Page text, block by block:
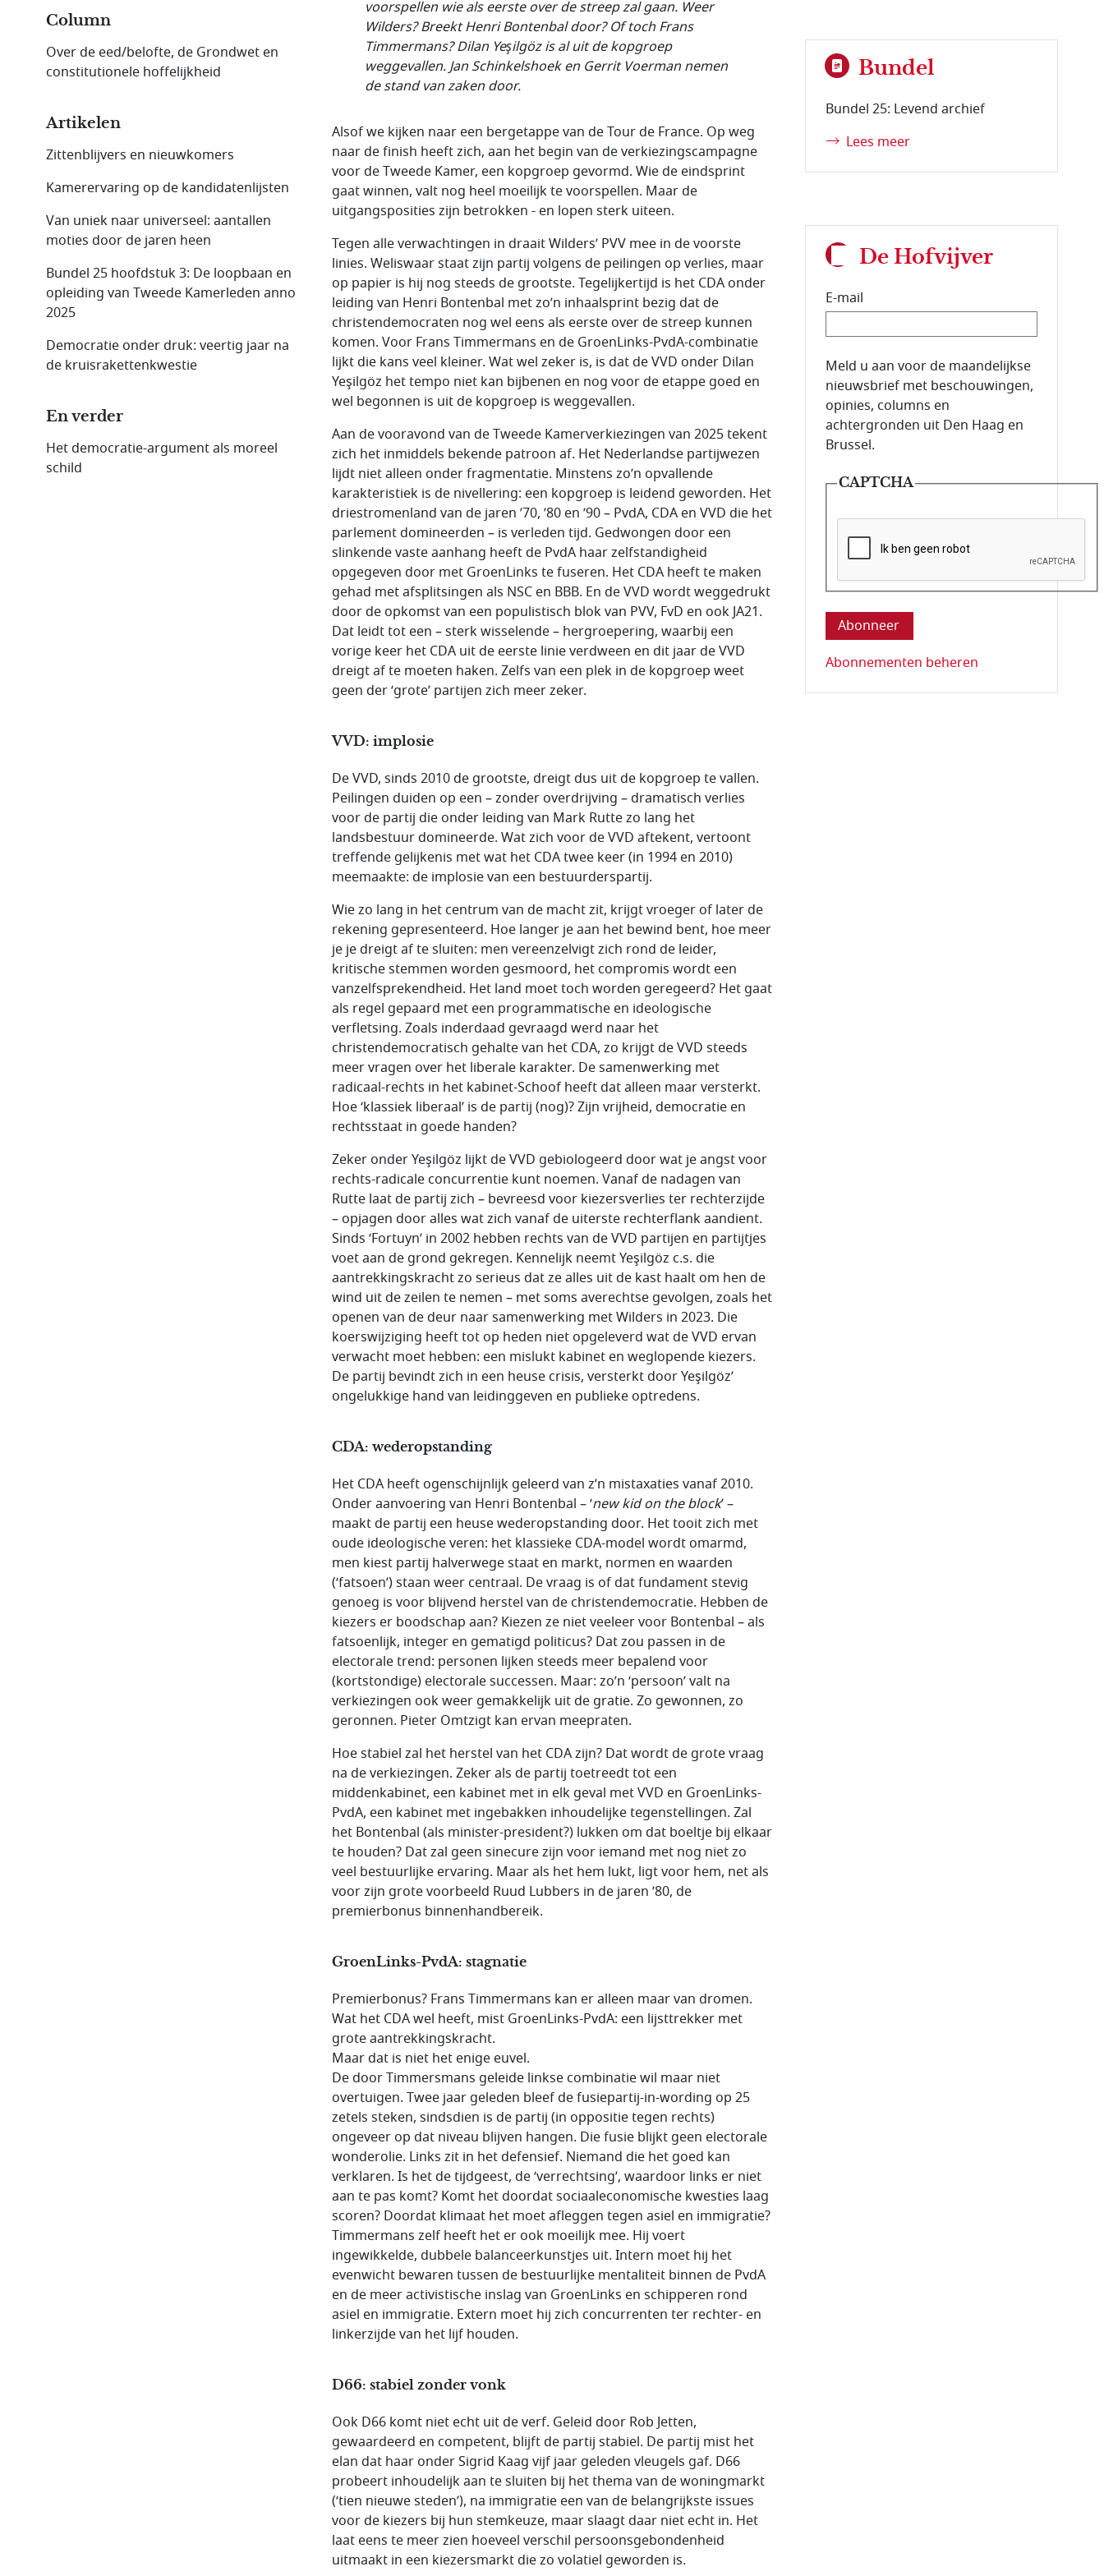
voorspellen wie als eerste over de streep zal gaan. Weer
Wilders? Breekt Henri Bontenbal door? Of toch Frans
Timmermans? Dilan Yeşilgöz is al uit de kopgroep
weggevallen. Jan Schinkelshoek en Gerrit Voerman nemen
de stand van zaken door.
Alsof we kijken naar een bergetappe van de Tour de France. Op weg
naar de finish heeft zich, aan het begin van de verkiezingscampagne
voor de Tweede Kamer, een kopgroep gevormd. Wie de eindsprint
gaat winnen, valt nog heel moeilijk te voorspellen. Maar de
uitgangsposities zijn betrokken - en lopen sterk uiteen.
Tegen alle verwachtingen in draait Wilders’ PVV mee in de voorste
linies. Weliswaar staat zijn partij volgens de peilingen op verlies, maar
op papier is hij nog steeds de grootste. Tegelijkertijd is het CDA onder
leiding van Henri Bontenbal met zo’n inhaalsprint bezig dat de
christendemocraten nog wel eens als eerste over de streep kunnen
komen. Voor Frans Timmermans en de GroenLinks-PvdA-combinatie
lijkt die kans veel kleiner. Wat wel zeker is, is dat de VVD onder Dilan
Yeşilgöz het tempo niet kan bijbenen en nog voor de etappe goed en
wel begonnen is uit de kopgroep is weggevallen.
Aan de vooravond van de Tweede Kamerverkiezingen van 2025 tekent
zich het inmiddels bekende patroon af. Het Nederlandse partijwezen
lijdt niet alleen onder fragmentatie. Minstens zo’n opvallende
karakteristiek is de nivellering: een kopgroep is leidend geworden. Het
driestromenland van de jaren ’70, ’80 en ’90 – PvdA, CDA en VVD die het
parlement domineerden – is verleden tijd. Gedwongen door een
slinkende vaste aanhang heeft de PvdA haar zelfstandigheid
opgegeven door met GroenLinks te fuseren. Het CDA heeft te maken
gehad met afsplitsingen als NSC en BBB. En de VVD wordt weggedrukt
door de opkomst van een populistisch blok van PVV, FvD en ook JA21.
Dat leidt tot een – sterk wisselende – hergroepering, waarbij een
vorige keer het CDA uit de eerste linie verdween en dit jaar de VVD
dreigt af te moeten haken. Zelfs van een plek in de kopgroep weet
geen der ‘grote’ partijen zich meer zeker.
VVD: implosie
De VVD, sinds 2010 de grootste, dreigt dus uit de kopgroep te vallen.
Peilingen duiden op een – zonder overdrijving – dramatisch verlies
voor de partij die onder leiding van Mark Rutte zo lang het
landsbestuur domineerde. Wat zich voor de VVD aftekent, vertoont
treffende gelijkenis met wat het CDA twee keer (in 1994 en 2010)
meemaakte: de implosie van een bestuurderspartij.
Wie zo lang in het centrum van de macht zit, krijgt vroeger of later de
rekening gepresenteerd. Hoe langer je aan het bewind bent, hoe meer
je je dreigt af te sluiten: men vereenzelvigt zich rond de leider,
kritische stemmen worden gesmoord, het compromis wordt een
vanzelfsprekendheid. Het land moet toch worden geregeerd? Het gaat
als regel gepaard met een programmatische en ideologische
verfletsing. Zoals inderdaad gevraagd werd naar het
christendemocratisch gehalte van het CDA, zo krijgt de VVD steeds
meer vragen over het liberale karakter. De samenwerking met
radicaal-rechts in het kabinet-Schoof heeft dat alleen maar versterkt.
Hoe ‘klassiek liberaal’ is de partij (nog)? Zijn vrijheid, democratie en
rechtsstaat in goede handen?
Zeker onder Yeşilgöz lijkt de VVD gebiologeerd door wat je angst voor
rechts-radicale concurrentie kunt noemen. Vanaf de nadagen van
Rutte laat de partij zich – bevreesd voor kiezersverlies ter rechterzijde
– opjagen door alles wat zich vanaf de uiterste rechterflank aandient.
Sinds ‘Fortuyn’ in 2002 hebben rechts van de VVD partijen en partijtjes
voet aan de grond gekregen. Kennelijk neemt Yeşilgöz c.s. die
aantrekkingskracht zo serieus dat ze alles uit de kast haalt om hen de
wind uit de zeilen te nemen – met soms averechtse gevolgen, zoals het
openen van de deur naar samenwerking met Wilders in 2023. Die
koerswijziging heeft tot op heden niet opgeleverd wat de VVD ervan
verwacht moet hebben: een mislukt kabinet en weglopende kiezers.
De partij bevindt zich in een heuse crisis, versterkt door Yeşilgöz’
ongelukkige hand van leidinggeven en publieke optredens.
CDA: wederopstanding
Het CDA heeft ogenschijnlijk geleerd van z’n mistaxaties vanaf 2010.
Onder aanvoering van Henri Bontenbal – ‘new kid on the block’ –
maakt de partij een heuse wederopstanding door. Het tooit zich met
oude ideologische veren: het klassieke CDA-model wordt omarmd,
men kiest partij halverwege staat en markt, normen en waarden
(‘fatsoen’) staan weer centraal. De vraag is of dat fundament stevig
genoeg is voor blijvend herstel van de christendemocratie. Hebben de
kiezers er boodschap aan? Kiezen ze niet veeleer voor Bontenbal – als
fatsoenlijk, integer en gematigd politicus? Dat zou passen in de
electorale trend: personen lijken steeds meer bepalend voor
(kortstondige) electorale successen. Maar: zo’n ‘persoon’ valt na
verkiezingen ook weer gemakkelijk uit de gratie. Zo gewonnen, zo
geronnen. Pieter Omtzigt kan ervan meepraten.
Hoe stabiel zal het herstel van het CDA zijn? Dat wordt de grote vraag
na de verkiezingen. Zeker als de partij toetreedt tot een
middenkabinet, een kabinet met in elk geval met VVD en GroenLinks-
PvdA, een kabinet met ingebakken inhoudelijke tegenstellingen. Zal
het Bontenbal (als minister-president?) lukken om dat boeltje bij elkaar
te houden? Dat zal geen sinecure zijn voor iemand met nog niet zo
veel bestuurlijke ervaring. Maar als het hem lukt, ligt voor hem, net als
voor zijn grote voorbeeld Ruud Lubbers in de jaren ’80, de
premierbonus binnenhandbereik.
GroenLinks-PvdA: stagnatie
Premierbonus? Frans Timmermans kan er alleen maar van dromen.
Wat het CDA wel heeft, mist GroenLinks-PvdA: een lijsttrekker met
grote aantrekkingskracht.
Maar dat is niet het enige euvel.
De door Timmersmans geleide linkse combinatie wil maar niet
overtuigen. Twee jaar geleden bleef de fusiepartij-in-wording op 25
zetels steken, sindsdien is de partij (in oppositie tegen rechts)
ongeveer op dat niveau blijven hangen. Die fusie blijkt geen electorale
wonderolie. Links zit in het defensief. Niemand die het goed kan
verklaren. Is het de tijdgeest, de ‘verrechtsing’, waardoor links er niet
aan te pas komt? Komt het doordat sociaaleconomische kwesties laag
scoren? Doordat klimaat het moet afleggen tegen asiel en immigratie?
Timmermans zelf heeft het er ook moeilijk mee. Hij voert
ingewikkelde, dubbele balanceerkunstjes uit. Intern moet hij het
evenwicht bewaren tussen de bestuurlijke mentaliteit binnen de PvdA
en de meer activistische inslag van GroenLinks en schipperen rond
asiel en immigratie. Extern moet hij zich concurrenten ter rechter- en
linkerzijde van het lijf houden.
D66: stabiel zonder vonk
Ook D66 komt niet echt uit de verf. Geleid door Rob Jetten,
gewaardeerd en competent, blijft de partij stabiel. De partij mist het
elan dat haar onder Sigrid Kaag vijf jaar geleden vleugels gaf. D66
probeert inhoudelijk aan te sluiten bij het thema van de woningmarkt
(‘tien nieuwe steden’), na immigratie een van de belangrijkste issues
voor de kiezers bij hun stemkeuze, maar slaagt daar niet echt in. Het
laat eens te meer zien hoeveel verschil persoonsgebondenheid
uitmaakt in een kiezersmarkt die zo volatiel geworden is.
Column
Over de eed/belofte, de Grondwet en
constitutionele hoffelijkheid
Artikelen
Zittenblijvers en nieuwkomers
Kamerervaring op de kandidatenlijsten
Van uniek naar universeel: aantallen
moties door de jaren heen
Bundel 25 hoofdstuk 3: De loopbaan en
opleiding van Tweede Kamerleden anno
2025
Democratie onder druk: veertig jaar na
de kruisrakettenkwestie
En verder
Het democratie-argument als moreel
schild
Bundel
Bundel 25: Levend archief
Lees meer
De Hofvijver
E-mail
E-mailadres van de abonnee.
Meld u aan voor de maandelijkse
nieuwsbrief met beschouwingen,
opinies, columns en
achtergronden uit Den Haag en
Brussel.
CAPTCHA
Deze vraag is om te controleren dat u
Abonnementen beheren